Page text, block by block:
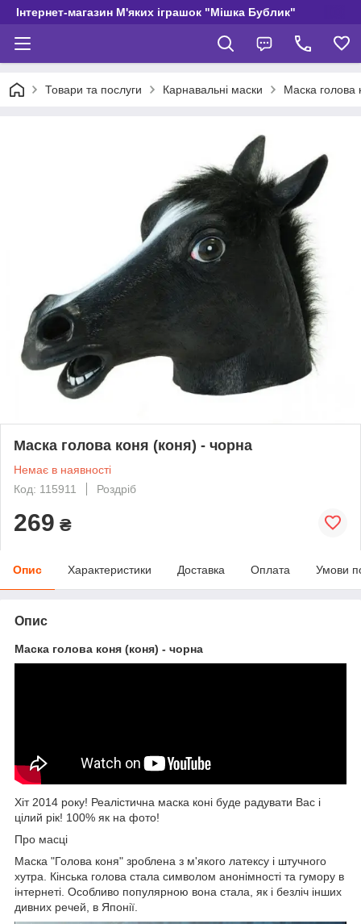
Інтернет-магазин М'яких іграшок "Мішка Бублик"
Товари та послуги Карнавальні маски Маска голова
Маска голова коня (коня) - чорна
Немає в наявності
Код: 115911
Роздріб
269 ₴
Опис Характеристики Доставка Оплата Умови
Опис
Маска голова коня (коня) - чорна
Хіт 2014 року! Реалістична маска коні буде радувати Вас і
цілий рік! 100% як на фото!
Про масці
Маска "Голова коня" зроблена з м'якого латексу і штучного
хутра. Кінська голова стала символом анонімності та гумору в
інтернеті. Особливо популярною вона стала, як і безліч інших
дивних речей, в Японії.